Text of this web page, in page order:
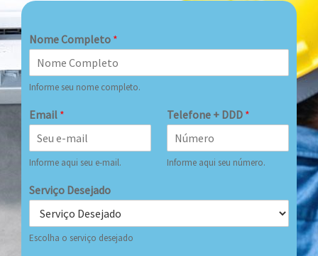
Nome Completo *
Informe seu nome completo.
Email *
Informe aqui seu e-mail.
Telefone + DDD *
Informe aqui seu número.
Serviço Desejado
Escolha o serviço desejado